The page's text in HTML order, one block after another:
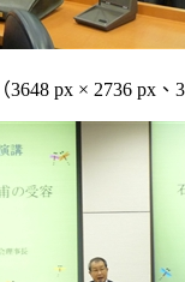
（3648 px × 2736 px、